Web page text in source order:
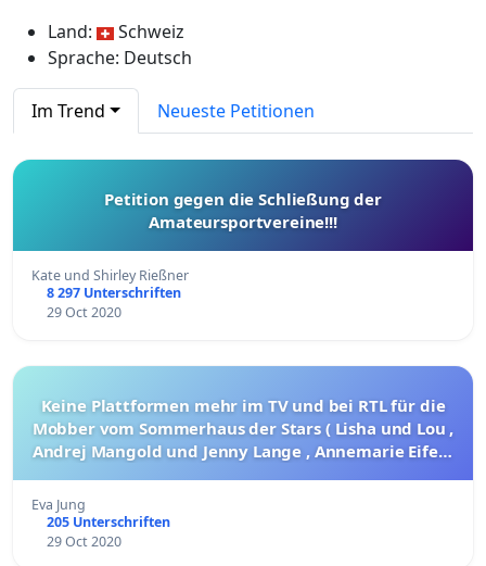
Land:
Schweiz
Sprache: Deutsch
Im Trend Neueste Petitionen
Petition gegen die Schließung der
Amateursportvereine!!!
Kate und Shirley Rießner
8 297 Unterschriften
29 Oct 2020
Keine Plattformen mehr im TV und bei RTL für die
Mobber vom Sommerhaus der Stars ( Lisha und Lou ,
Andrej Mangold und Jenny Lange , Annemarie Eifeld
Eva Jung
205 Unterschriften
29 Oct 2020